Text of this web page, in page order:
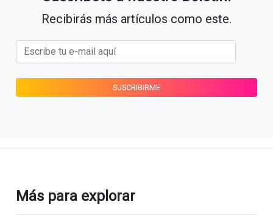
Recibirás más artículos como este.
Más para explorar